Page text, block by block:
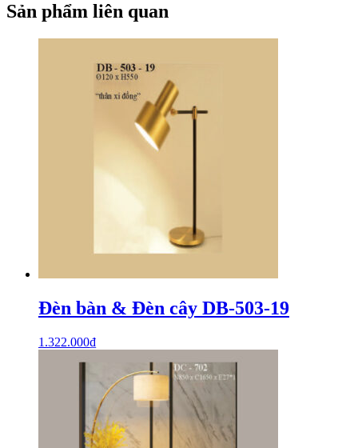
Sản phẩm liên quan
Đèn bàn & Đèn cây DB-503-19
1.322.000₫